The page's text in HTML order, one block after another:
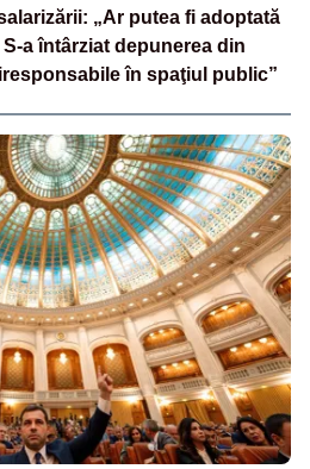
„Ar putea fi adoptată
a întârziat depunerea din
în spaţiul public”